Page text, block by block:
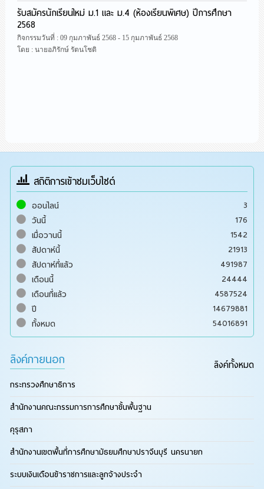
รับสมัครนักเรียนใหม่ ม.1 และ ม.4 (ห้องเรียนพิเศษ) ปีการศึกษา
2568
กิจกรรมวันที่ : 09 กุมภาพันธ์ 2568 - 15 กุมภาพันธ์ 2568
โดย : นายอภิรักษ์ รัตนโชติ
สถิติการเข้าชมเว็บไซต์
ออนไลน์
3
วันนี้
176
เมื่อวานนี้
1542
สัปดาห์นี้
21913
สัปดาห์ที่แล้ว
491987
เดือนนี้
24444
เดือนที่แล้ว
4587524
ปี
14679881
ทั้งหมด
54016891
ลิงค์ภายนอก ลิงค์ทั้งหมด
กระทรวงศึกษาธิการ
สำนักงานคณะกรรมการการศึกษาขั้นพื้นฐาน
คุรุสภา
สำนักงานเขตพื้นที่การศึกษามัธยมศึกษาปราจีนบุรี นครนายก
ระบบเงินเดือนข้าราชการและลูกจ้างประจำ